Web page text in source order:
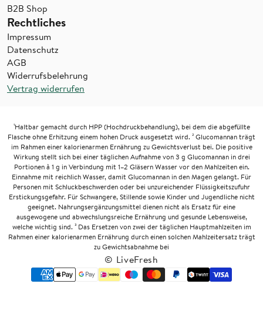
B2B Shop
Rechtliches
Impressum
Datenschutz
AGB
Widerrufsbelehrung
Vertrag widerrufen
© LiveFresh
¹Haltbar gemacht durch HPP (Hochdruckbehandlung), bei dem die abgefüllte
Flasche ohne Erhitzung einem hohen Druck ausgesetzt wird. ² Glucomannan trägt
im Rahmen einer kalorienarmen Ernährung zu Gewichtsverlust bei. Die positive
Wirkung stellt sich bei einer täglichen Aufnahme von 3 g Glucomannan in drei
Portionen à 1 g in Verbindung mit 1–2 Gläsern Wasser vor den Mahlzeiten ein.
Einnahme mit reichlich Wasser, damit Glucomannan in den Magen gelangt. Für
Personen mit Schluckbeschwerden oder bei unzureichender Flüssigkeitszufuhr
Erstickungsgefahr. Für Schwangere, Stillende sowie Kinder und Jugendliche nicht
geeignet. Nahrungsergänzungsmittel dienen nicht als Ersatz für eine
ausgewogene und abwechslungsreiche Ernährung und gesunde Lebensweise,
welche wichtig sind. ³ Das Ersetzen von zwei der täglichen Hauptmahlzeiten im
Rahmen einer kalorienarmen Ernährung durch einen solchen Mahlzeitersatz trägt
zu Gewichtsabnahme bei